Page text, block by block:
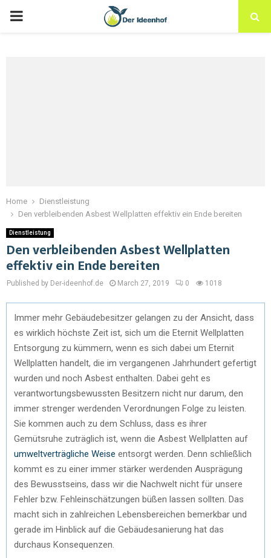
Home
Dienstleistung
Den verbleibenden Asbest Wellplatten effektiv ein Ende bereiten
Dienstleistung
Den verbleibenden Asbest Wellplatten
effektiv ein Ende bereiten
Published by Der-ideenhof.de March 27, 2019 0 1018
Immer mehr Gebäudebesitzer gelangen zu der Ansicht, dass
es wirklich höchste Zeit ist, sich um die Eternit Wellplatten
Entsorgung zu kümmern, wenn es sich dabei um Eternit
Wellplatten handelt, die im vergangenen Jahrhundert gefertigt
wurden und noch Asbest enthalten. Dabei geht es
verantwortungsbewussten Besitzern nicht nur darum, den
immer strenger werdenden Verordnungen Folge zu leisten.
Sie kommen auch zu dem Schluss, dass es ihrer
Gemütsruhe zuträglich ist, wenn die Asbest Wellplatten auf
umweltverträgliche Weise entsorgt werden. Denn schließlich
kommt es zu einer immer stärker werdenden Ausprägung
des Bewusstseins, dass wir die Nachwelt nicht für unsere
Fehler bzw. Fehleinschätzungen büßen lassen sollten. Das
macht sich in zahlreichen Lebensbereichen bemerkbar und
gerade im Hinblick auf die Gebäudesanierung hat das
durchaus Konsequenzen.